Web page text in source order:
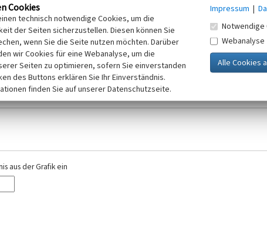
Mail-Adresse. Ihre Angaben werden ausschließlich im Rahmen der KuLaDig-
des Telemediengesetzes, des Datenschutzgesetzes NRW und der seit
beachten Sie bitte unsere Hinweise zumDatenschutz
aus der Grafik ein
Cookies
technisch notwendige Cookies, um die
der Seiten sicherzustellen. Diesen können Sie
wenn Sie die Seite nutzen möchten. Darüber
wir Cookies für eine Webanalyse, um die
Seiten zu optimieren, sofern Sie einverstanden
des Buttons erklären Sie Ihr Einverständnis.
finden Sie auf unserer Datenschutzseite.
Impressum |
Notwendige
Webanalyse